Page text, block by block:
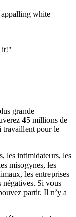
white
it!"
grande
45 millions de
travaillent pour le
les intimidateurs, les
misogynes, les
les entreprises
négatives. Si vous
partir. Il n’y a